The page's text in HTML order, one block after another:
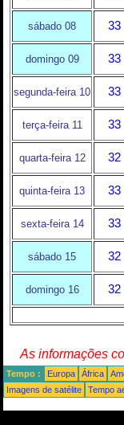
sábado 08 33
domingo 09 33
segunda-feira 10 33
terça-feira 11 33
quarta-feira 12 32
quinta-feira 13 33
sexta-feira 14 33
sábado 15 32
domingo 16 32
As informações
Tempo : Europa África
Imagens de satélite
Tempo